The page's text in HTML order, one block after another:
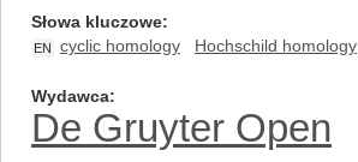
Słowa kluczowe
EN cyclic homology Hochschild homology
Wydawca
De Gruyter Open